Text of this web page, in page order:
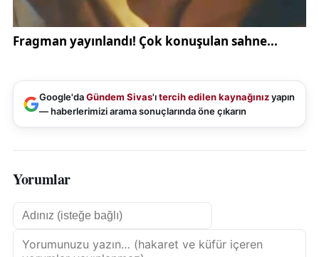
Google'daGündem Sivas'ıtercih edilen kaynağınızyapın
— haberlerimizi arama sonuçlarında öne çıkarın
Yorumlar